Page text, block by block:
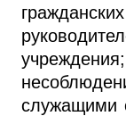
учреждения;
служащими